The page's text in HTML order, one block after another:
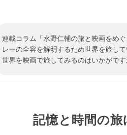
連載コラム「水野仁輔の旅と映画をめ
レーの全容を解明するため世界を旅し
世界を映画で旅してみるのはいかがです
記憶と時間の旅